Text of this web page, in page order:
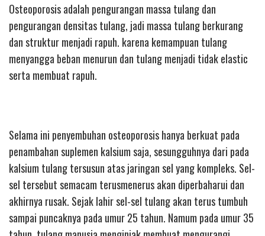
Osteoporosis adalah pengurangan massa tulang dan
pengurangan densitas tulang, jadi massa tulang berkurang
dan struktur menjadi rapuh. karena kemampuan tulang
menyangga beban menurun dan tulang menjadi tidak elastic
serta membuat rapuh.
Selama ini penyembuhan osteoporosis hanya berkuat pada
penambahan suplemen kalsium saja, sesungguhnya dari pada
kalsium tulang tersusun atas jaringan sel yang kompleks. Sel-
sel tersebut semacam terusmenerus akan diperbaharui dan
akhirnya rusak. Sejak lahir sel-sel tulang akan terus tumbuh
sampai puncaknya pada umur 25 tahun. Namum pada umur 35